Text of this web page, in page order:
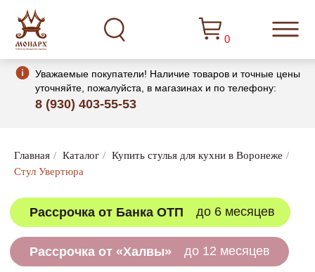
Уважаемые покупатели! Наличие товаров и точные цены
уточняйте, пожалуйста, в магазинах и по телефону:
8 (930) 403-55-53
Главная / Каталог / Купить стулья для кухни в Воронеже /
Стул Увертюра
Рассрочка от Банка ОТП
Рассрочка от «Халвы»
БЕЗ ПЕРЕПЛАТЫ